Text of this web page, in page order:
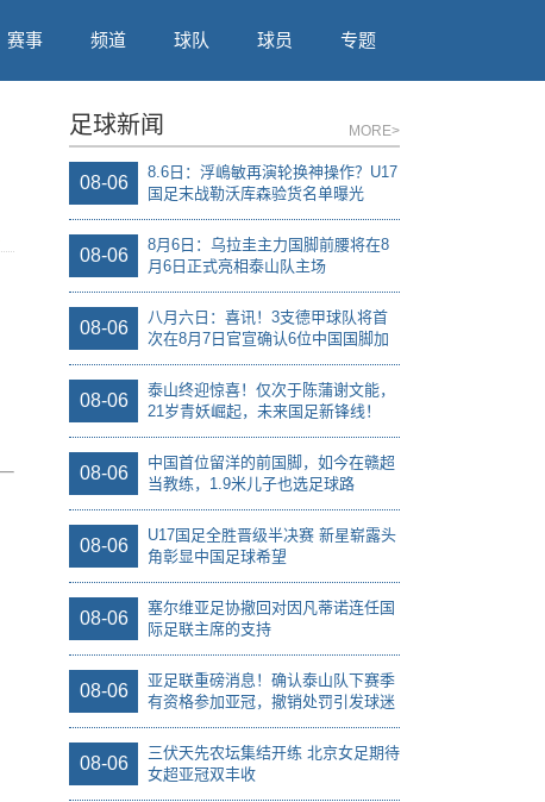
赛事 频道 球队 球员 专题
足球新闻 MORE>
08-06
8.6日：浮嶋敏再演轮换神操作？U17
国足末战勒沃库森验货名单曝光
08-06
8月6日：乌拉圭主力国脚前腰将在8
月6日正式亮相泰山队主场
08-06
八月六日：喜讯！3支德甲球队将首
次在8月7日官宣确认6位中国国脚加
盟
08-06
泰山终迎惊喜！仅次于陈蒲谢文能，
21岁青妖崛起，未来国足新锋线！
08-06
中国首位留洋的前国脚，如今在赣超
当教练，1.9米儿子也选足球路
08-06
U17国足全胜晋级半决赛 新星崭露头
角彰显中国足球希望
08-06
塞尔维亚足协撤回对因凡蒂诺连任国
际足联主席的支持
08-06
亚足联重磅消息！确认泰山队下赛季
有资格参加亚冠，撤销处罚引发球迷
质疑
08-06
三伏天先农坛集结开练 北京女足期待
女超亚冠双丰收